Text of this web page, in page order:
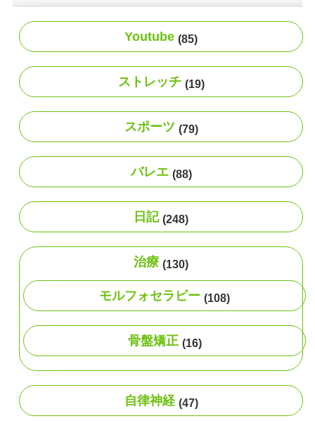
Youtube (85)
ストレッチ (19)
スポーツ (79)
バレエ (88)
日記 (248)
治療 (130)
モルフォセラピー (108)
骨盤矯正 (16)
自律神経 (47)